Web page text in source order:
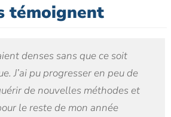
témoignent
denses sans que ce soit
J’ai pu progresser en peu de
de nouvelles méthodes et
le reste de mon année